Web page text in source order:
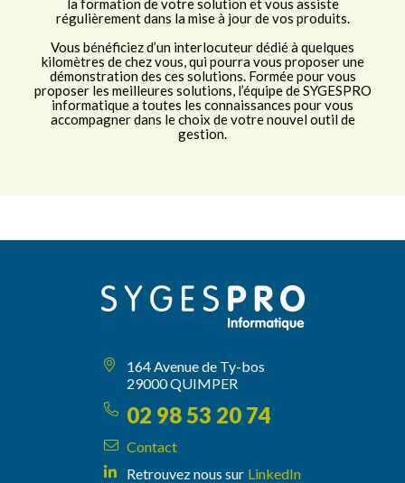
la formation de votre solution et vous assiste
régulièrement dans la mise à jour de vos produits.
Vous bénéficiez d’un interlocuteur dédié à quelques
kilomètres de chez vous, qui pourra vous proposer une
démonstration des ces solutions. Formée pour vous
proposer les meilleures solutions, l’équipe de SYGESPRO
informatique a toutes les connaissances pour vous
accompagner dans le choix de votre nouvel outil de
gestion.
164 Avenue de Ty-bos
29000 QUIMPER
02 98 53 20 74
Contact
Retrouvez nous sur LinkedIn